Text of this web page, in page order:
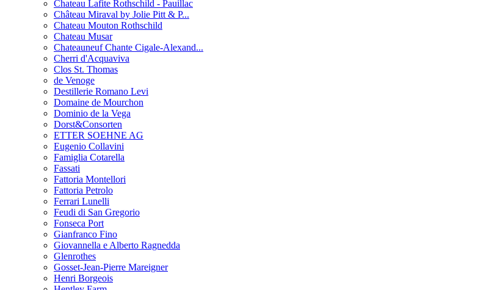
Chateau Lafite Rothschild - Pauillac
Château Miraval by Jolie Pitt & P...
Chateau Mouton Rothschild
Chateau Musar
Chateauneuf Chante Cigale-Alexand...
Cherri d'Acquaviva
Clos St. Thomas
de Venoge
Destillerie Romano Levi
Domaine de Mourchon
Dominio de la Vega
Dorst&Consorten
ETTER SOEHNE AG
Eugenio Collavini
Famiglia Cotarella
Fassati
Fattoria Montellori
Fattoria Petrolo
Ferrari Lunelli
Feudi di San Gregorio
Fonseca Port
Gianfranco Fino
Giovannella e Alberto Ragnedda
Glenrothes
Gosset-Jean-Pierre Mareigner
Henri Borgeois